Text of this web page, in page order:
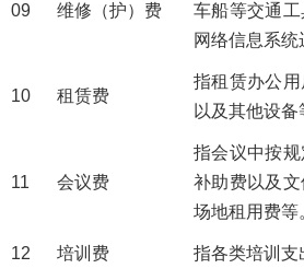
09 维修（护）费
车船等交通工
网络信息系统
10 租赁费
指租赁办公
以及其他设备
11 会议费
指会议中按
补助费以及
场地租用费等
12 培训费 指各类培训支